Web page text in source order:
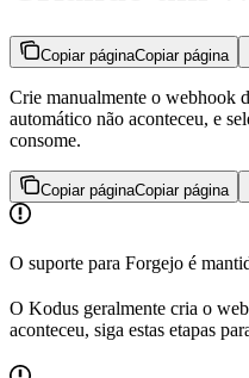
Copiar páginaCopiar página
Crie manualmente o webhook
automático não aconteceu, e
consome.
Copiar páginaCopiar página
O suporte para Forgejo é
O Kodus geralmente cria o
aconteceu, siga estas etapas